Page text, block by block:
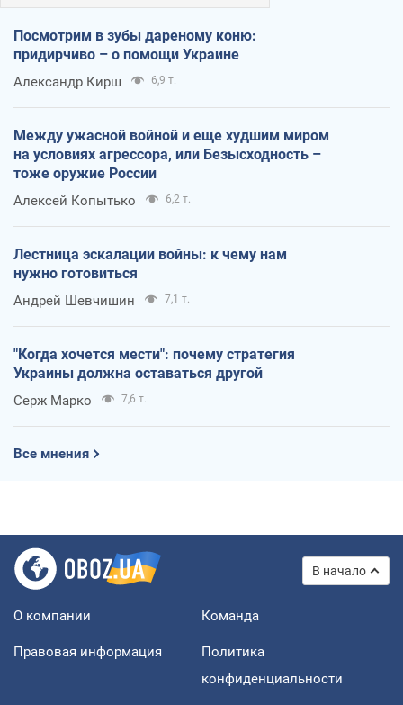
Посмотрим в зубы дареному коню:
придирчиво – о помощи Украине
Александр Кирш 6,9 т.
Между ужасной войной и еще худшим миром
на условиях агрессора, или Безысходность –
тоже оружие России
Алексей Копытько 6,2 т.
Лестница эскалации войны: к чему нам
нужно готовиться
Андрей Шевчишин 7,1 т.
"Когда хочется мести": почему стратегия
Украины должна оставаться другой
Серж Марко 7,6 т.
Все мнения
В начало
О компании Команда
Правовая информация
Политика
конфиденциальности